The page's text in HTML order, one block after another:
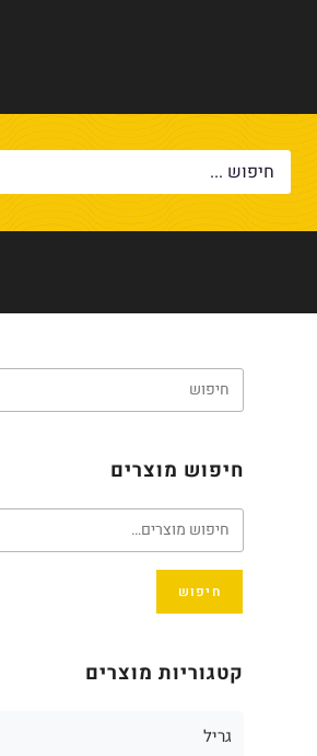
חיפוש מוצרים
חיפוש
קטגוריות מוצרים
גריל